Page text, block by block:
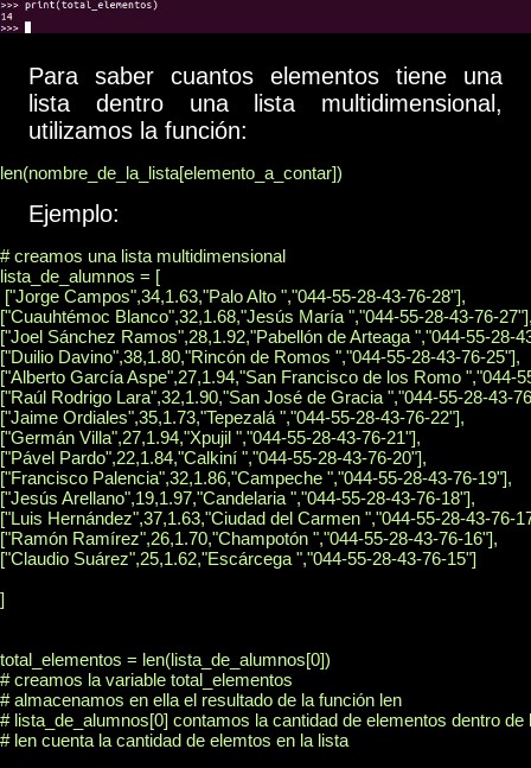
Para saber cuantos elementos tiene una
lista dentro una lista multidimensional,
utilizamos la función:
len(nombre_de_la_lista[elemento_a_contar])
Ejemplo:
# creamos una lista multidimensional
lista_de_alumnos = [
["Jorge Campos",34,1.63,"Palo Alto ","044-55-28-43-76-28"],
["Cuauhtémoc Blanco",32,1.68,"Jesús María ","044-55-28-43-76-
["Joel Sánchez Ramos",28,1.92,"Pabellón de Arteaga ","044-55-28-
["Duilio Davino",38,1.80,"Rincón de Romos ","044-55-28-43-76-25"],
["Alberto García Aspe",27,1.94,"San Francisco de los Romo ","044-
["Raúl Rodrigo Lara",32,1.90,"San José de Gracia ","044-55-28-43-
["Jaime Ordiales",35,1.73,"Tepezalá ","044-55-28-43-76-22"],
["Germán Villa",27,1.94,"Xpujil ","044-55-28-43-76-21"],
["Pável Pardo",22,1.84,"Calkiní ","044-55-28-43-76-20"],
["Francisco Palencia",32,1.86,"Campeche ","044-55-28-43-76-19"],
["Jesús Arellano",19,1.97,"Candelaria ","044-55-28-43-76-18"],
["Luis Hernández",37,1.63,"Ciudad del Carmen ","044-55-28-43-76-
["Ramón Ramírez",26,1.70,"Champotón ","044-55-28-43-76-16"],
["Claudio Suárez",25,1.62,"Escárcega ","044-55-28-43-76-15"]
]
total_elementos = len(lista_de_alumnos[0])
# creamos la variable total_elementos
# almacenamos en ella el resultado de la función len
# lista_de_alumnos[0] contamos la cantidad de elementos dentro de
# len cuenta la cantidad de elemtos en la lista